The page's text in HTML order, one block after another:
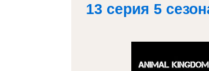
13 серия 5